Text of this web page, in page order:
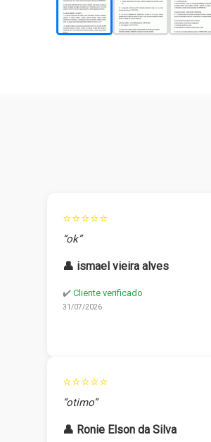
⭐⭐⭐⭐⭐
“ok”
👤 ismael vieira alves
✔️ Cliente verificado
31/07/2026
⭐⭐⭐⭐⭐
“otimo”
👤 Ronie Elson da Silva